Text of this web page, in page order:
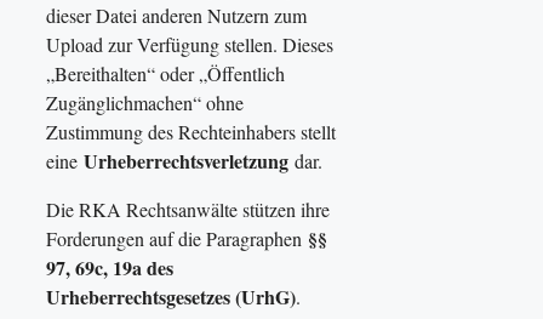
dieser Datei anderen Nutzern zum
Upload zur Verfügung stellen. Dieses
„Bereithalten“ oder „Öffentlich
Zugänglichmachen“ ohne
Zustimmung des Rechteinhabers stellt
eine Urheberrechtsverletzung dar.
Die RKA Rechtsanwälte stützen ihre
Forderungen auf die Paragraphen §§
97, 69c, 19a des
Urheberrechtsgesetzes (UrhG).